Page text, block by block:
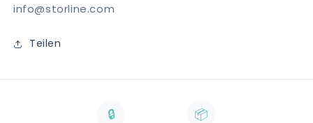
info@storline.com
Teilen
🔒 📦